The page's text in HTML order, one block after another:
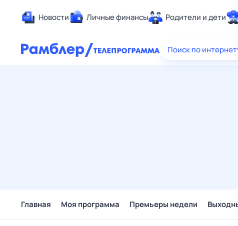
Новости Личные финансы Родители и дети
Здоровье
Поиск по
Главная Моя программа Премьеры недели